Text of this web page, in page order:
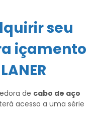
seu
içamento
de cabo de aço
acesso a uma série